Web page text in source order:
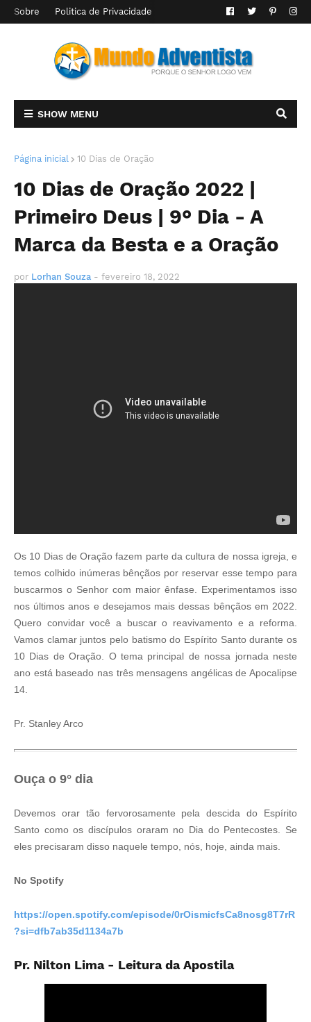
Sobre Politica de Privacidade
SHOW MENU
Página inicial 10 Dias de Oração
10 Dias de Oração 2022 |
Primeiro Deus | 9° Dia - A
Marca da Besta e a Oração
por Lorhan Souza - fevereiro 18, 2022
10 A 19 DEFEVEREIRO
Os 10 Dias de Oração fazem parte da cultura de nossa igreja, e
temos colhido inúmeras bênçãos por reservar esse tempo para
buscarmos o Senhor com maior ênfase. Experimentamos isso
nos últimos anos e desejamos mais dessas bênçãos em 2022.
Quero convidar você a buscar o reavivamento e a reforma.
Vamos clamar juntos pelo batismo do Espírito Santo durante os
10 Dias de Oração. O tema principal de nossa jornada neste
ano está baseado nas três mensagens angélicas de Apocalipse
14.
Pr. Stanley Arco
Ouça o 9° dia
Devemos orar tão fervorosamente pela descida do Espírito
Santo como os discípulos oraram no Dia do Pentecostes. Se
eles precisaram disso naquele tempo, nós, hoje, ainda mais.
No Spotify
https://open.spotify.com/episode/0rOismicfsCa8nosg8T7rR
?si=dfb7ab35d1134a7b
Pr. Nilton Lima - Leitura da Apostila